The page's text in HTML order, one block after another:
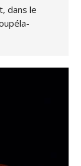
dans le